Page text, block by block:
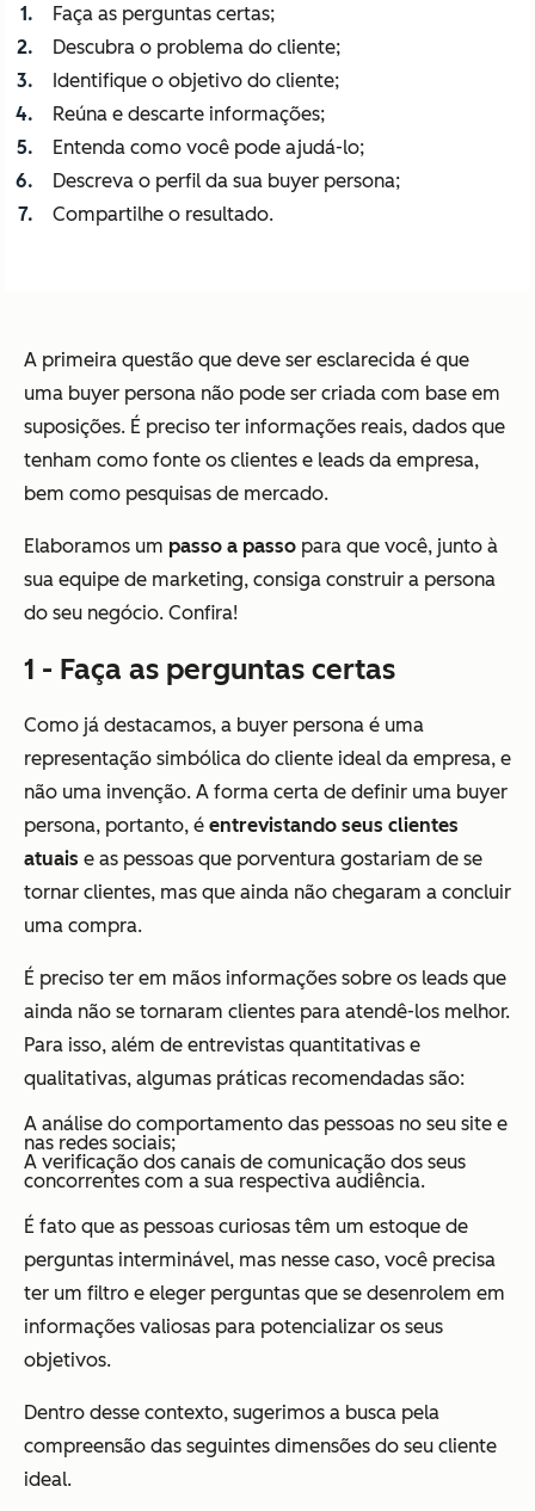
Faça as perguntas certas;
Descubra o problema do cliente;
Identifique o objetivo do cliente;
Reúna e descarte informações;
Entenda como você pode ajudá-lo;
Descreva o perfil da sua buyer persona;
Compartilhe o resultado.
A primeira questão que deve ser esclarecida é que
uma buyer persona não pode ser criada com base em
suposições. É preciso ter informações reais, dados que
tenham como fonte os clientes e leads da empresa,
bem como pesquisas de mercado.
Elaboramos um passo a passo para que você, junto à
sua equipe de marketing, consiga construir a persona
do seu negócio. Confira!
1 - Faça as perguntas certas
Como já destacamos, a buyer persona é uma
representação simbólica do cliente ideal da empresa, e
não uma invenção. A forma certa de definir uma buyer
persona, portanto, é entrevistando seus clientes
atuais e as pessoas que porventura gostariam de se
tornar clientes, mas que ainda não chegaram a concluir
uma compra.
É preciso ter em mãos informações sobre os leads que
ainda não se tornaram clientes para atendê-los melhor.
Para isso, além de entrevistas quantitativas e
qualitativas, algumas práticas recomendadas são:
A análise do comportamento das pessoas no seu site e
nas redes sociais;
A verificação dos canais de comunicação dos seus
concorrentes com a sua respectiva audiência.
É fato que as pessoas curiosas têm um estoque de
perguntas interminável, mas nesse caso, você precisa
ter um filtro e eleger perguntas que se desenrolem em
informações valiosas para potencializar os seus
objetivos.
Dentro desse contexto, sugerimos a busca pela
compreensão das seguintes dimensões do seu cliente
ideal.